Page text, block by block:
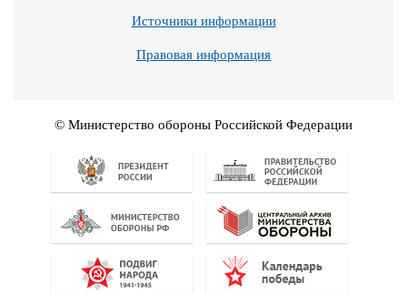
Источники информации
Правовая информация
© Министерство обороны Российской Федерации